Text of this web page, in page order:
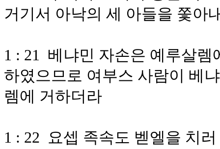
거기서 아낙의 세 아들을 쫓아
1 : 21 베냐민 자손은 예루살
하였으므로 여부스 사람이 베
렘에 거하더라
1 : 22 요셉 족속도 벧엘을 치